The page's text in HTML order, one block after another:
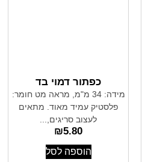
כפתור דמוי בד
מידה: 34 מ"מ, מראה מט חומר:
פלסטיק עמיד מאוד. מתאים
לעצוב סריגים,...
₪5.80
הוספה לסל